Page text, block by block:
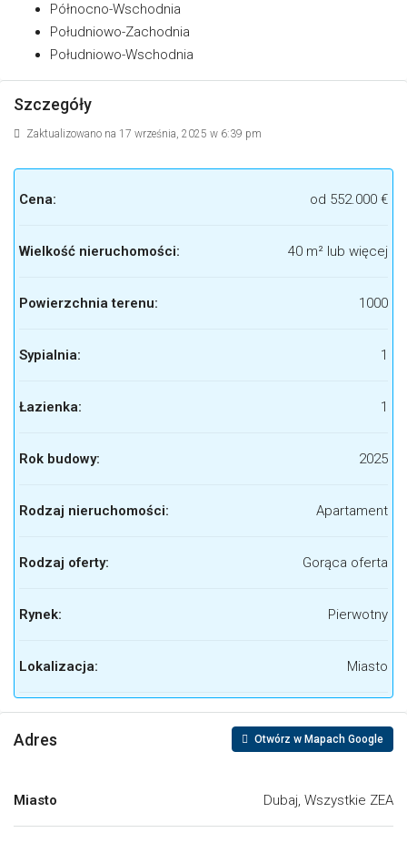
Północno-Wschodnia
Południowo-Zachodnia
Południowo-Wschodnia
Szczegóły
Zaktualizowano na 17 września, 2025 w 6:39 pm
Cena: od 552.000 €
Wielkość nieruchomości: 40 m² lub więcej
Powierzchnia terenu: 1000
Sypialnia: 1
Łazienka: 1
Rok budowy: 2025
Rodzaj nieruchomości: Apartament
Rodzaj oferty: Gorąca oferta
Rynek: Pierwotny
Lokalizacja: Miasto
Adres Otwórz w Mapach Google
Miasto Dubaj, Wszystkie ZEA